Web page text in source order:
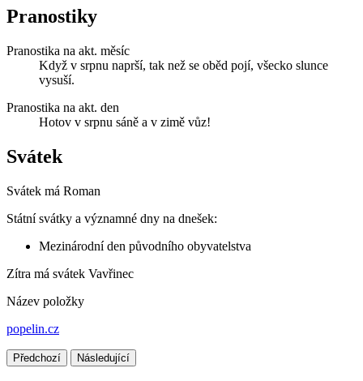
Pranostiky
Pranostika na akt. měsíc
Když v srpnu naprší, tak než se oběd pojí, všecko slunce
vysuší.
Pranostika na akt. den
Hotov v srpnu sáně a v zimě vůz!
Svátek
Svátek má Roman
Státní svátky a významné dny na dnešek:
Mezinárodní den původního obyvatelstva
Zítra má svátek Vavřinec
Název položky
popelin.cz
Předchozí Následující